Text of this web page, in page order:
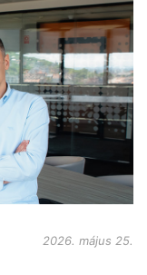
2026. május 25.